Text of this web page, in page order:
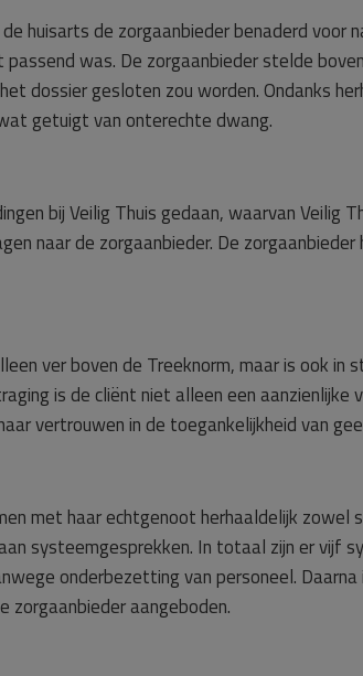
huisarts de zorgaanbieder benaderd voor
passend was. De zorgaanbieder stelde
dossier gesloten zou worden. Ondanks
getuigt van onterechte dwang.
bij Veilig Thuis gedaan, waarvan Veilig
naar de zorgaanbieder. De
ver boven de Treeknorm, maar is ook
is de cliënt niet alleen een aanzienlijke
vertrouwen in de toegankelijkheid van
met haar echtgenoot herhaaldelijk zowel
systeemgesprekken. In totaal zijn er vijf
onderbezetting van personeel.
zorgaanbieder aangeboden.